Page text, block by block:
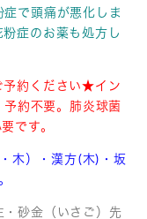
で頭痛が悪化しま
症のお薬も処方し
予約ください★イン
約不要。肺炎球菌
です。
木）・漢方(木)・坂
砂金（いさご）先